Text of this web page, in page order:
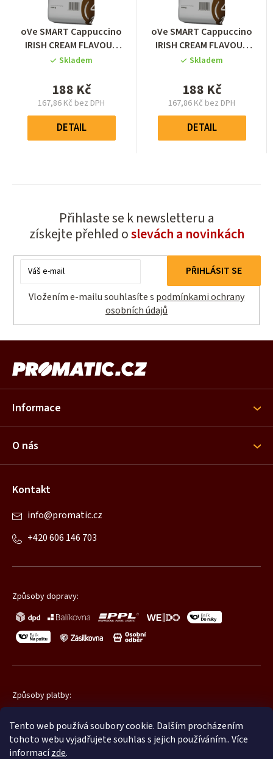
Tento web používá soubory cookie. Dalším procházením
tohoto webu vyjadřujete souhlas s jejich používáním.. Více
informacízde.
Průměrné
hodnocení
produktu
0,0
z
hvězdiček.
oVe SMART Cappuccino
IRISH CREAM FLAVOUR
1000g
Skladem
188 Kč
167,86 Kč bez DPH
Měrná
cena:
DETAIL
Průměrné
hodnocení
produktu
0,0
z
hvězdiček.
oVe SMART Cappuccino
IRISH CREAM FLAVOUR
1000g
Skladem
188 Kč
167,86 Kč bez DPH
Měrná
cena:
DETAIL
Přihlaste se k newsletteru a
získejte přehled oslevách a novinkách
E-
Vložením e-mailu souhlasíte s podmínkami ochrany
osobních údajů
PŘIHLÁSIT SE
p
t
Informace
O nás
Kontakt
info@promatic.cz
+420 606 146 703
Způsoby dopravy:
Způsoby platby: